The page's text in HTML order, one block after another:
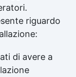
riguardo
di avere a